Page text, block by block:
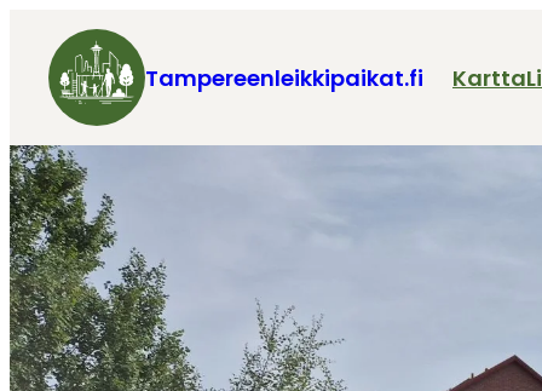
Tampereenleikkipaikat.fi Kartta